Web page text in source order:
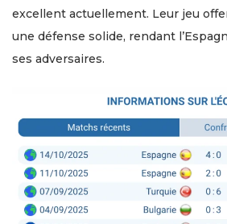
excellent actuellement. Leur jeu
une défense solide, rendant
ses adversaires.